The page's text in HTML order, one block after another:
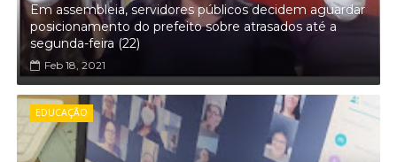
Em assembleia, servidores públicos decidem aguardar
posicionamento do prefeito sobre atrasados até a
segunda-feira (22)
Feb 18, 2021
EDUCAÇÃO